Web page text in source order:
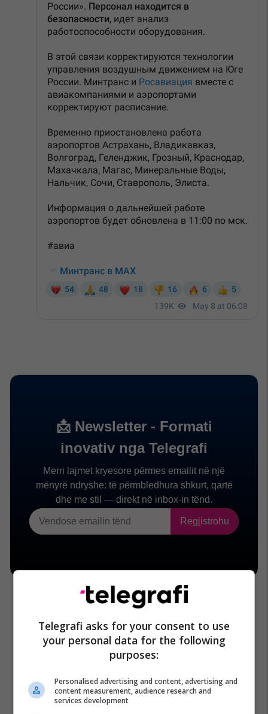
Telegrafi asks for your consent to use
your personal data for the following
purposes:
Personalised advertising and content, advertising and
content measurement, audience research and
services development